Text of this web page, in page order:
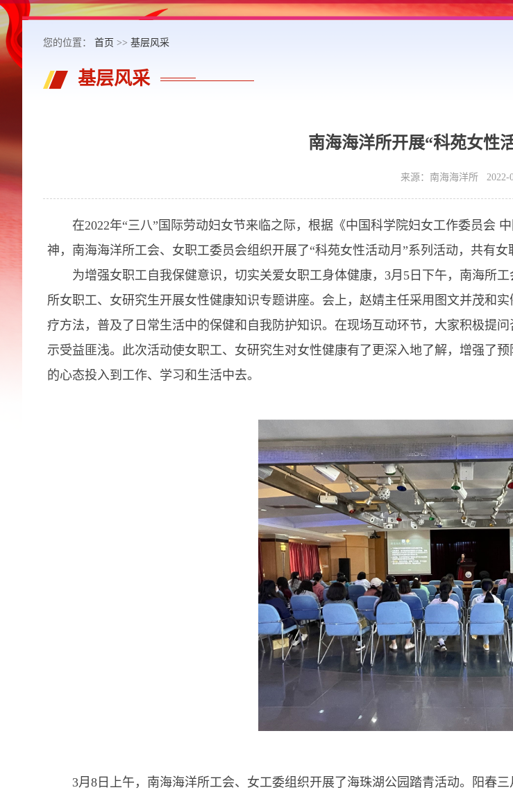
您的位置： 首页 >> 基层风采
基层风采
南海海洋所开展“科苑女性
来源：南海海洋所 2022-
在2022年“三八”国际劳动妇女节来临之际，根据《中国科学院妇女工作委员会
神，南海海洋所工会、女职工委员会组织开展了“科苑女性活动月”系列活动，共有女
为增强女职工自我保健意识，切实关爱女职工身体健康，3月5日下午，南海所
所女职工、女研究生开展女性健康知识专题讲座。会上，赵婧主任采用图文并茂和
疗方法，普及了日常生活中的保健和自我防护知识。在现场互动环节，大家积极提
示受益匪浅。此次活动使女职工、女研究生对女性健康有了更深入地了解，增强了
的心态投入到工作、学习和生活中去。
3月8日上午，南海海洋所工会、女工委组织开展了海珠湖公园踏青活动。阳春